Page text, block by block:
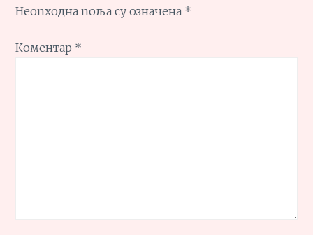
Неопходна поља су означена *
Коментар *